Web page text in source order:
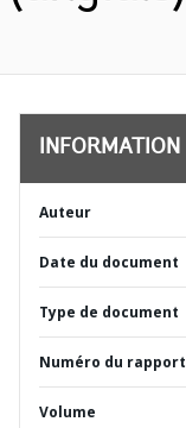
INFORMATION
Auteur
Date du document
Type de document
Numéro du rapport
Volume